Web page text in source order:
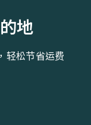
地
轻松节省运费